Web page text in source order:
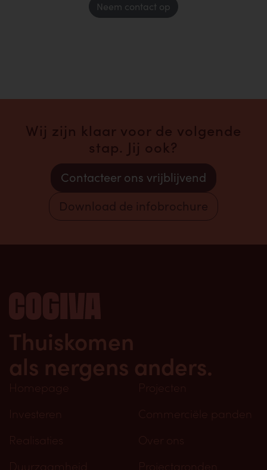
Neem contact op
Wij zijn klaar voor de volgende
stap. Jij ook?
Contacteer ons vrijblijvend
Download de infobrochure
Thuiskomen
als nergens anders.
Homepage
Projecten
Investeren
Commerciële panden
Realisaties
Over ons
Duurzaamheid
Projectgronden